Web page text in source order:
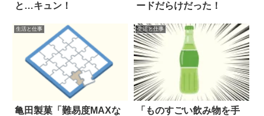
と…キュン！
ードだらけだった！
生活と仕事
亀田製菓「難易度MAXな
生活と仕事
「ものすごい飲み物を手